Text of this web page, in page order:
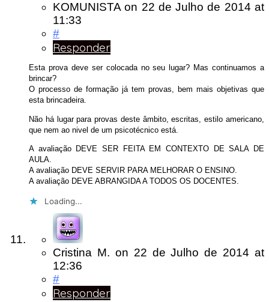
KOMUNISTA on 22 de Julho de 2014at
11:33
#
Responder
Esta prova deve ser colocada no seu lugar? Mas continuamos a
brincar?
O processo de formação já tem provas, bem mais objetivas que
esta brincadeira.
Não há lugar para provas deste âmbito, escritas, estilo americano,
que nem ao nivel de um psicotécnico está.
A avaliação DEVE SER FEITA EM CONTEXTO DE SALA DE
AULA.
A avaliação DEVE SERVIR PARA MELHORAR O ENSINO.
A avaliação DEVE ABRANGIDA A TODOS OS DOCENTES.
Loading...
Cristina M. on 22 de Julho de 2014 at
12:36
#
Responder